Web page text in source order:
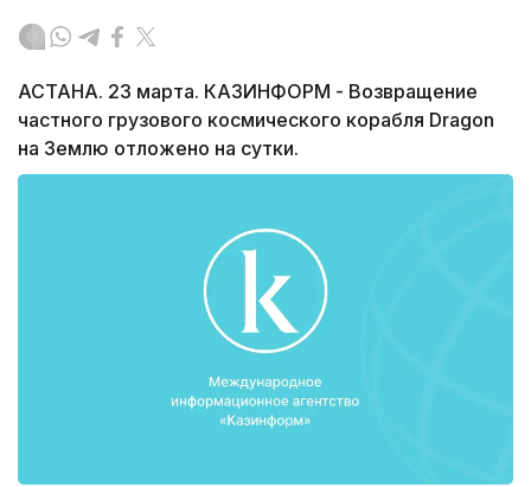
АСТАНА. 23 марта. КАЗИНФОРМ - Возвращение
частного грузового космического корабля Dragon
на Землю отложено на сутки.